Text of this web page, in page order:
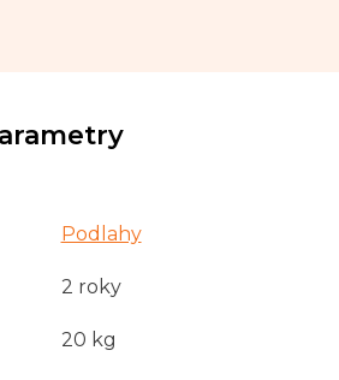
Podlahy
2 roky
20 kg